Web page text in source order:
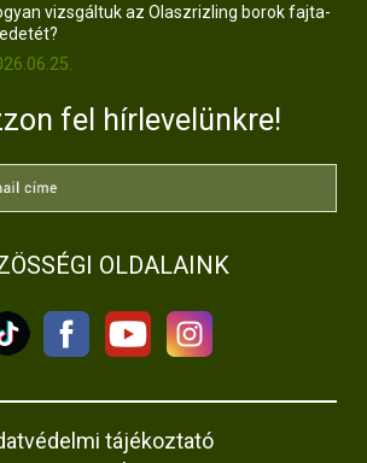
vizsgáltuk az Olaszrizling borok fajta-
fel hírlevelünkre!
OLDALAINK
tájékoztató